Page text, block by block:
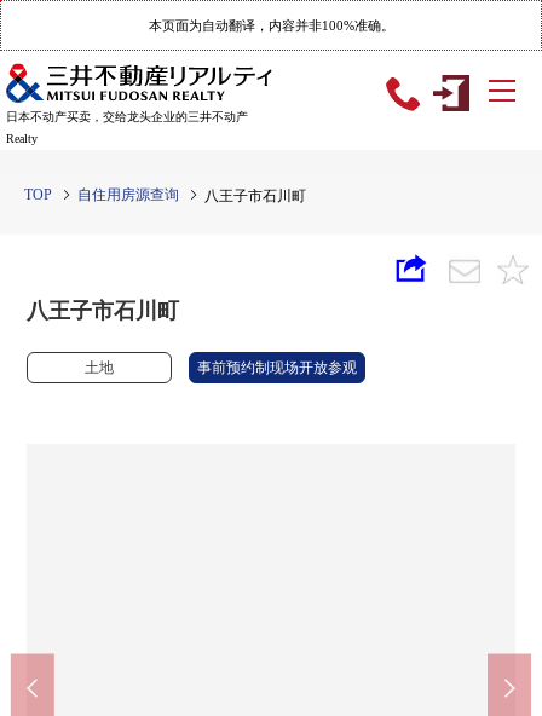
本页面为自动翻译，内容并非100%准确。
日本不动产买卖，交给龙头企业的三井不动产
Realty
TOP 自住用房源查询 八王子市石川町
八王子市石川町
土地 事前预约制现场开放参观